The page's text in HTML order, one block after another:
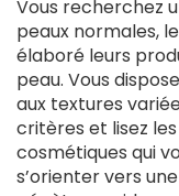
Vous recherchez
peaux normales,
élaboré leurs
peau. Vous
aux textures
critères et lisez
cosmétiques qui
s’orienter vers